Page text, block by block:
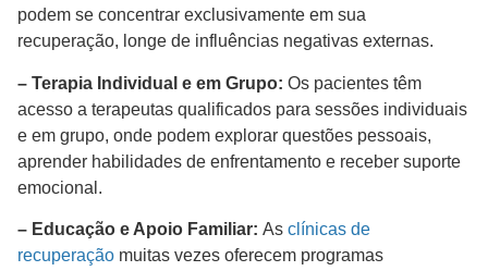
podem se concentrar exclusivamente em sua
recuperação, longe de influências negativas externas.
– Terapia Individual e em Grupo: Os pacientes têm
acesso a terapeutas qualificados para sessões individuais
e em grupo, onde podem explorar questões pessoais,
aprender habilidades de enfrentamento e receber suporte
emocional.
– Educação e Apoio Familiar: As clínicas de
recuperação muitas vezes oferecem programas